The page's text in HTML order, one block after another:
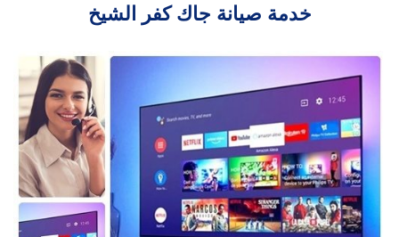
خدمة صيانة جاك كفر الشيخ